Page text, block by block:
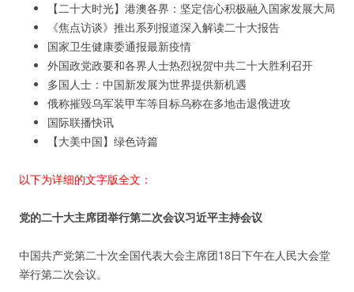
【二十大时光】港澳各界：坚定信心积极融入国家发展大局
《焦点访谈》推出系列报道深入解读二十大报告
国家卫生健康委通报最新疫情
外国政党政要和各界人士热烈祝贺中共二十大胜利召开
多国人士：中国新发展为世界提供新机遇
俄称摧毁乌军装甲车等目标乌称在多地击退俄进攻
国际联播快讯
【大美中国】绿色诗篇
以下为详细的文字版全文：
党的二十大主席团举行第二次会议习近平主持会议
中国共产党第二十次全国代表大会主席团18日下午在人民大会堂
举行第二次会议。